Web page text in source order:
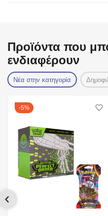
Προϊόντα που
ενδιαφέρουν
Νέα στην κατηγορία
5%